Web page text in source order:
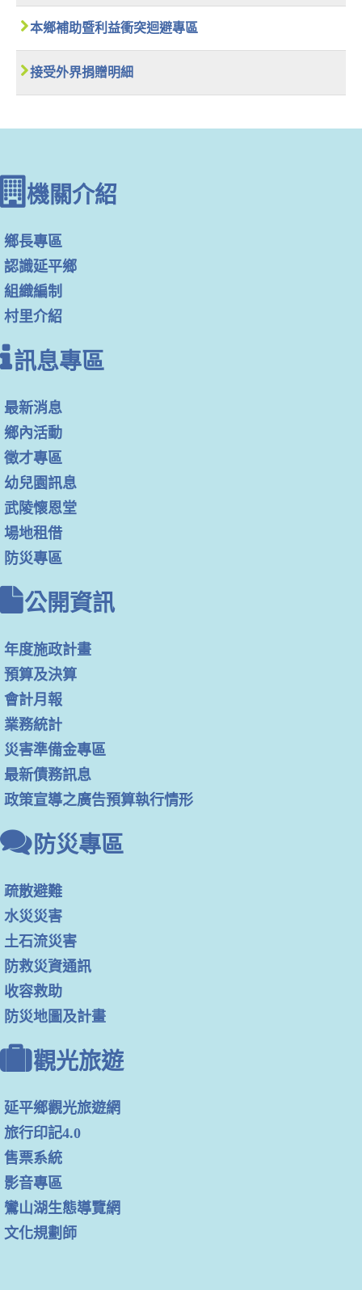
本鄉補助暨利益衝突迴避專區
接受外界捐贈明細
機關介紹
鄉長專區
認識延平鄉
組織編制
村里介紹
訊息專區
最新消息
鄉內活動
徵才專區
幼兒園訊息
武陵懷恩堂
場地租借
防災專區
公開資訊
年度施政計畫
預算及決算
會計月報
業務統計
災害準備金專區
最新債務訊息
政策宣導之廣告預算執行情形
防災專區
疏散避難
水災災害
土石流災害
防救災資通訊
收容救助
防災地圖及計畫
觀光旅遊
延平鄉觀光旅遊網
旅行印記4.0
售票系統
影音專區
鸞山湖生態導覽網
文化規劃師